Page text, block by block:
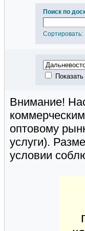
Поиск по
Сортировать:
Внимание!
оптовому
услуги).
условии